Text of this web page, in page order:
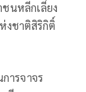
นหลีกเลี่ยง
งชาติสิริกิติ์
ารจาจร